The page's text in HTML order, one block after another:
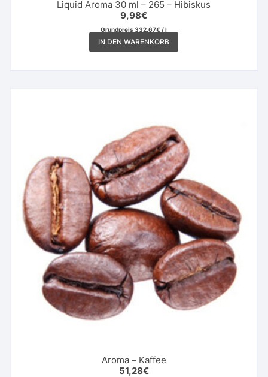
Liquid Aroma 30 ml – 265 – Hibiskus
9,98€
Grundpreis332,67€/l
IN DEN WARENKORB
Aroma – Kaffee
51,28€